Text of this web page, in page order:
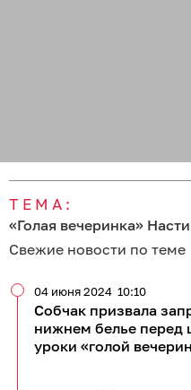
ТЕМА:
«Голая вечеринка»
Свежие новости по теме
Собчак призвала
нижнем белье перед
уроки «голой
04 июня 2024 10:10